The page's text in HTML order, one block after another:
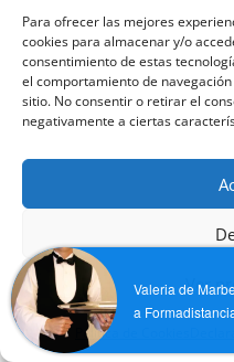
Para ofrecer las mejores
cookies para almacenar y/o
consentimiento de estas
el comportamiento de
sitio. No consentir o retirar el
negativamente a ciertas
Ver
Política de Cookies
curso con el
reiteradamente el
así como que las
recurso de la
confeccionar su
1 Presentación y
1.1 Introducción
1.2 Vocabulario
1.3 Gramática
Valeria de
a